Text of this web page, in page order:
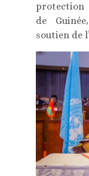
protection
de
soutien de